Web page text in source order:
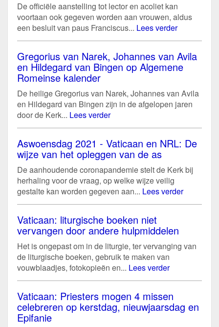
De officiële aanstelling tot lector en acoliet kan
voortaan ook gegeven worden aan vrouwen, aldus
een besluit van paus Franciscus... Lees verder
Gregorius van Narek, Johannes van Avila
en Hildegard van Bingen op Algemene
Romeinse kalender
De heilige Gregorius van Narek, Johannes van Avila
en Hildegard van Bingen zijn in de afgelopen jaren
door de Kerk... Lees verder
Aswoensdag 2021 - Vaticaan en NRL: De
wijze van het opleggen van de as
De aanhoudende coronapandemie stelt de Kerk bij
herhaling voor de vraag, op welke wijze veilig
gestalte kan worden gegeven aan... Lees verder
Vaticaan: liturgische boeken niet
vervangen door andere hulpmiddelen
Het is ongepast om in de liturgie, ter vervanging van
de liturgische boeken, gebruik te maken van
vouwblaadjes, fotokopieën en... Lees verder
Vaticaan: Priesters mogen 4 missen
celebreren op kerstdag, nieuwjaarsdag en
Epifanie